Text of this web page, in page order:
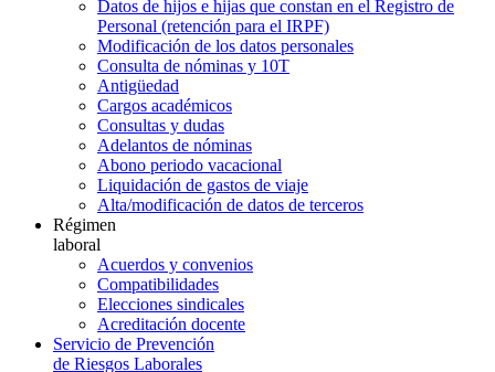
Datos de hijos e hijas que constan en el Registro de
Personal (retención para el IRPF)
Modificación de los datos personales
Consulta de nóminas y 10T
Antigüedad
Cargos académicos
Consultas y dudas
Adelantos de nóminas
Abono periodo vacacional
Liquidación de gastos de viaje
Alta/modificación de datos de terceros
Régimen
laboral
Acuerdos y convenios
Compatibilidades
Elecciones sindicales
Acreditación docente
Servicio de Prevención
de Riesgos Laborales